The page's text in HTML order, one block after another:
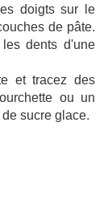
doigts sur le
de pâte.
dents d'une
et tracez des
ou un
sucre glace.